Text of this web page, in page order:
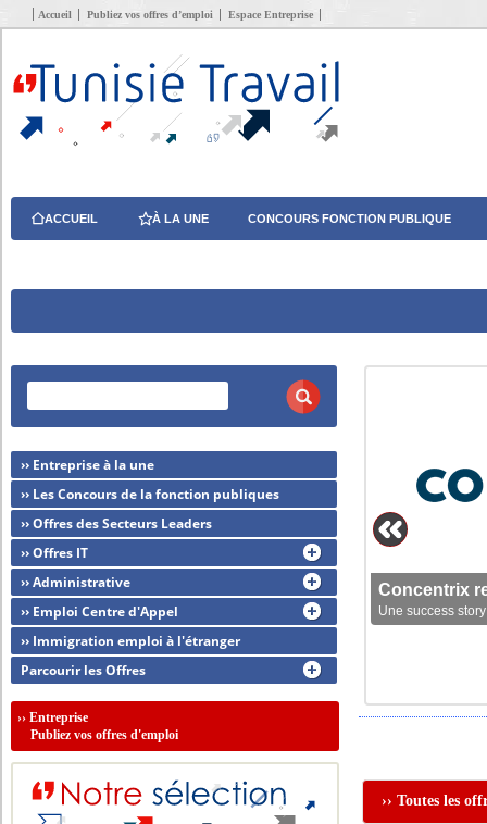
Accueil Publiez vos offres d’emploi Espace Entreprise
ACCUEIL À LA UNE CONCOURS FONCTION PUBLIQUE
Concentrix
Une success
›› Toutes les
›› Entreprise à la une
›› Les Concours de la fonction publiques
›› Offres des Secteurs Leaders
›› Offres IT
›› Administrative
›› Emploi Centre d'Appel
›› Immigration emploi à l'étranger
Parcourir les Offres
››Entreprise
Publiez vos offres d'emploi